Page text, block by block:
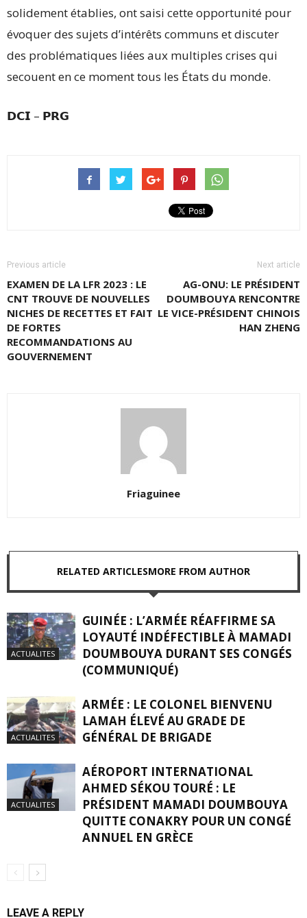
solidement établies, ont saisi cette opportunité pour
évoquer des sujets d’intérêts communs et discuter
des problématiques liées aux multiples crises qui
secouent en ce moment tous les États du monde.
𝗗𝗖𝗜 – 𝗣𝗥𝗚
Previous article
EXAMEN DE LA LFR 2023 : LE
CNT TROUVE DE NOUVELLES
NICHES DE RECETTES ET FAIT
DE FORTES
RECOMMANDATIONS AU
GOUVERNEMENT
Next article
AG-ONU: LE PRÉSIDENT
DOUMBOUYA RENCONTRE
LE VICE-PRÉSIDENT CHINOIS
HAN ZHENG
Friaguinee
RELATED ARTICLESMORE FROM AUTHOR
ACTUALITES
GUINÉE : L’ARMÉE RÉAFFIRME SA
LOYAUTÉ INDÉFECTIBLE À MAMADI
DOUMBOUYA DURANT SES CONGÉS
(COMMUNIQUÉ)
ACTUALITES
ARMÉE : LE COLONEL BIENVENU
LAMAH ÉLEVÉ AU GRADE DE
GÉNÉRAL DE BRIGADE
ACTUALITES
AÉROPORT INTERNATIONAL
AHMED SÉKOU TOURÉ : LE
PRÉSIDENT MAMADI DOUMBOUYA
QUITTE CONAKRY POUR UN CONGÉ
ANNUEL EN GRÈCE
LEAVE A REPLY